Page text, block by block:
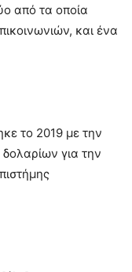
από τα οποία
και ένα
το 2019 με την
για την